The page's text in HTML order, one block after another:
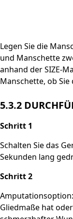
Legen Sie die
und Manschette
anhand der SIZE-
Manschette, ob
5.3.2
Schritt 1
Schalten Sie das
Sekunden lang
Schritt 2
Gliedmaße hat